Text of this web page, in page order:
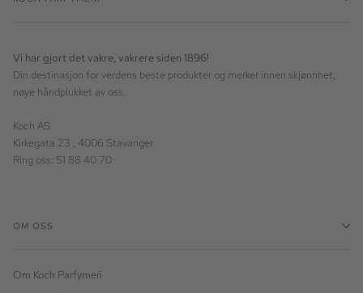
Vi har gjort det vakre, vakrere siden 1896!
Din destinasjon for verdens beste produkter og merker innen skjønnhet,
nøye håndplukket av oss.
Koch AS
Kirkegata 23 , 4006 Stavanger
Ring oss: 51 88 40 70
OM OSS
Om Koch Parfymeri